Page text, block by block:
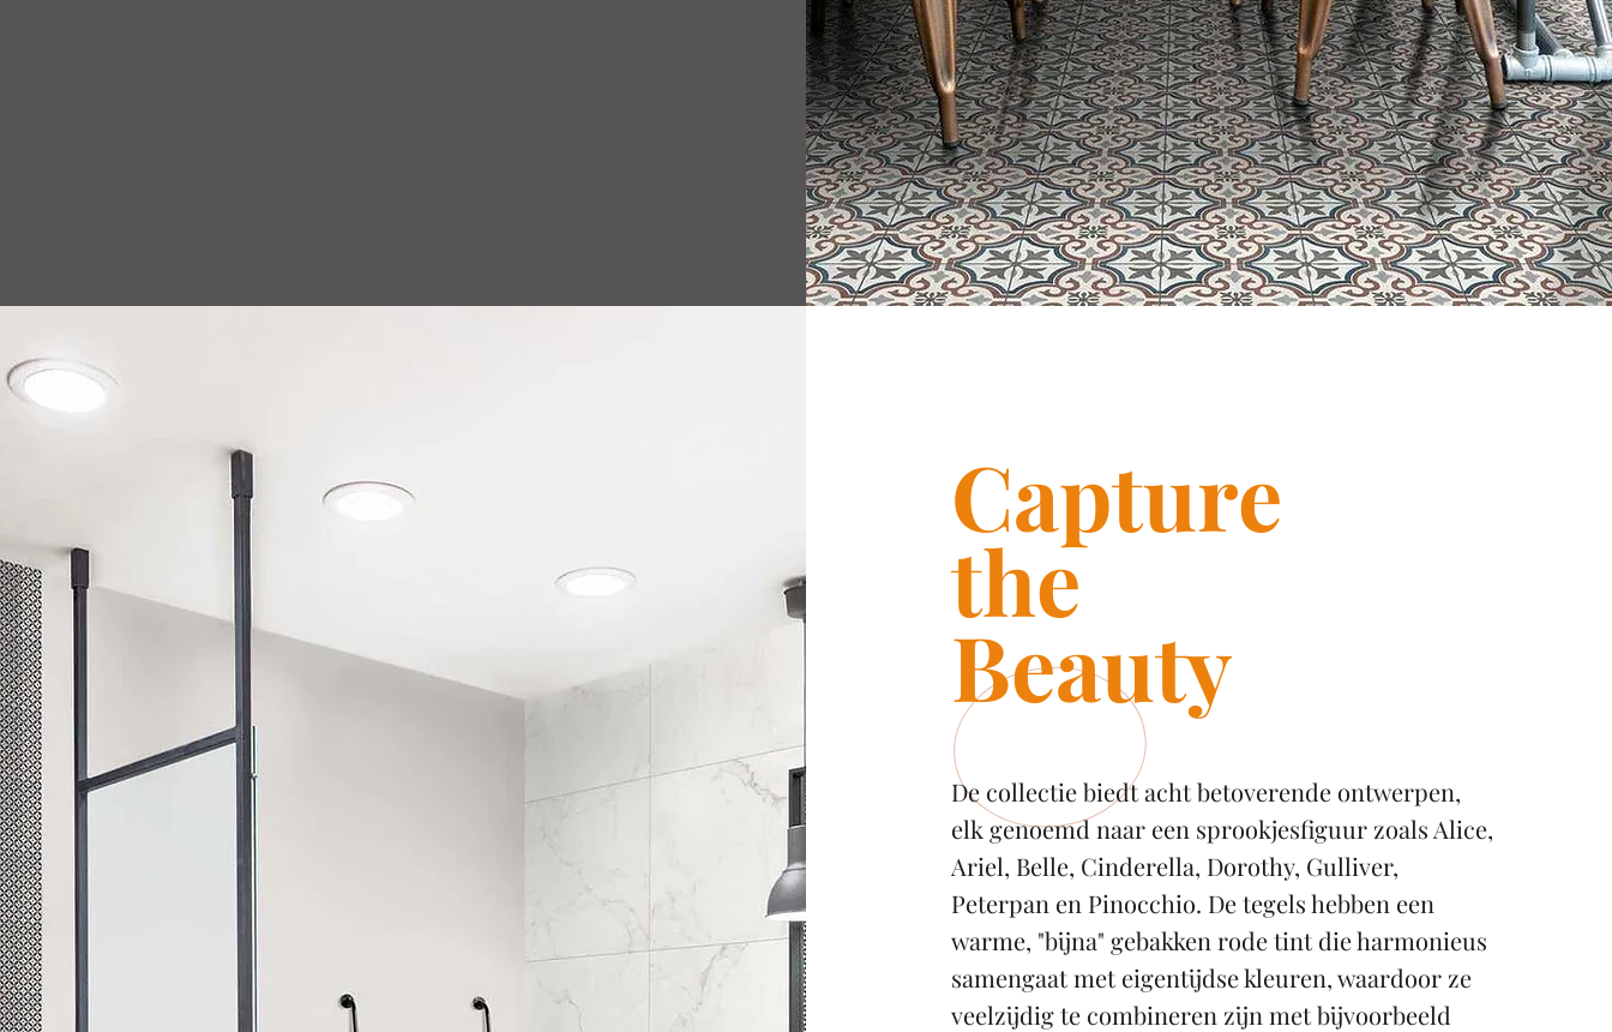
Capture
the
Beauty
De collectie biedt acht betoverende ontwerpen,
elk genoemd naar een sprookjesfiguur zoals Alice,
Ariel, Belle, Cinderella, Dorothy, Gulliver,
Peterpan en Pinocchio. De tegels hebben een
warme, "bijna" gebakken rode tint die harmonieus
samengaat met eigentijdse kleuren, waardoor ze
veelzijdig te combineren zijn met bijvoorbeeld